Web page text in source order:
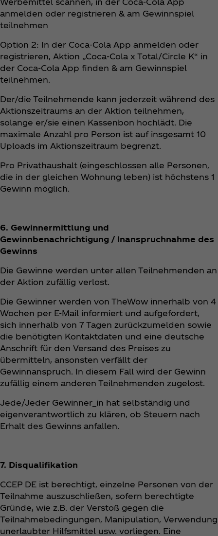
anmelden oder registrieren & am Gewinnspiel
teilnehmen
Option 2: In der Coca‑Cola App anmelden oder
registrieren, Aktion „Coca‑Cola x Total/Circle K“ in
der Coca‑Cola App finden & am Gewinnspiel
teilnehmen.
Der/die Teilnehmende kann jederzeit während des
Aktionszeitraums an der Aktion teilnehmen,
solange er/sie einen Kassenbon hochlädt. Die
maximale Anzahl pro Person ist auf insgesamt 10
Uploads im Aktionszeitraum begrenzt.
Pro Privathaushalt (eingeschlossen alle Personen,
die in der gleichen Wohnung leben) ist höchstens 1
Gewinn möglich.
6. Gewinnermittlung und
Gewinnbenachrichtigung / Inanspruchnahme des
Gewinns
Die Gewinne werden unter allen Teilnehmenden an
der Aktion zufällig verlost.
Die Gewinner werden von TheWow innerhalb von 4
Wochen per E-Mail informiert und aufgefordert,
sich innerhalb von 7 Tagen zurückzumelden sowie
die benötigten Kontaktdaten und eine deutsche
Anschrift für den Versand des Preises zu
übermitteln, ansonsten verfällt der
Gewinnanspruch. In diesem Fall wird der Gewinn
zufällig einem anderen Teilnehmenden zugelost.
Jede/Jeder Gewinner_in hat selbständig und
eigenverantwortlich zu klären, ob Steuern nach
Erhalt des Gewinns anfallen.
7. Disqualifikation
CCEP DE ist berechtigt, einzelne Personen von der
Teilnahme auszuschließen, sofern berechtigte
Gründe, wie z.B. der Verstoß gegen die
Teilnahmebedingungen, Manipulation, Verwendung
unerlaubter Hilfsmittel usw. vorliegen. Eine